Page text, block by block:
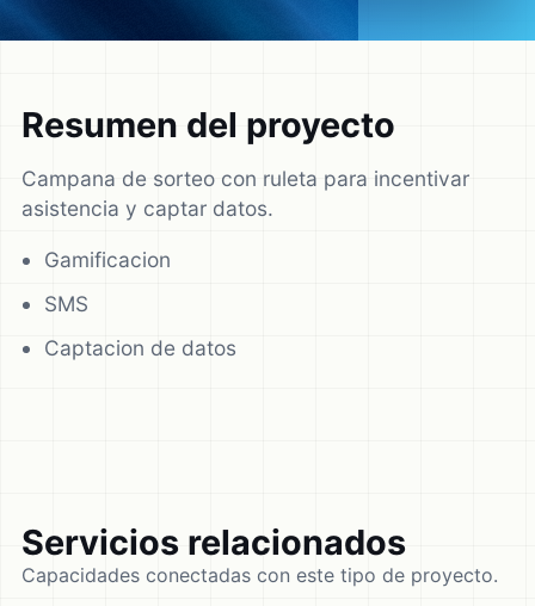
Resumen del proyecto
Campana de sorteo con ruleta para incentivar
asistencia y captar datos.
Gamificacion
SMS
Captacion de datos
Servicios relacionados
Capacidades conectadas con este tipo de proyecto.